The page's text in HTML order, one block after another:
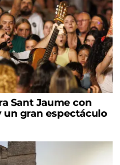
Sant Jaume con
un gran espectáculo